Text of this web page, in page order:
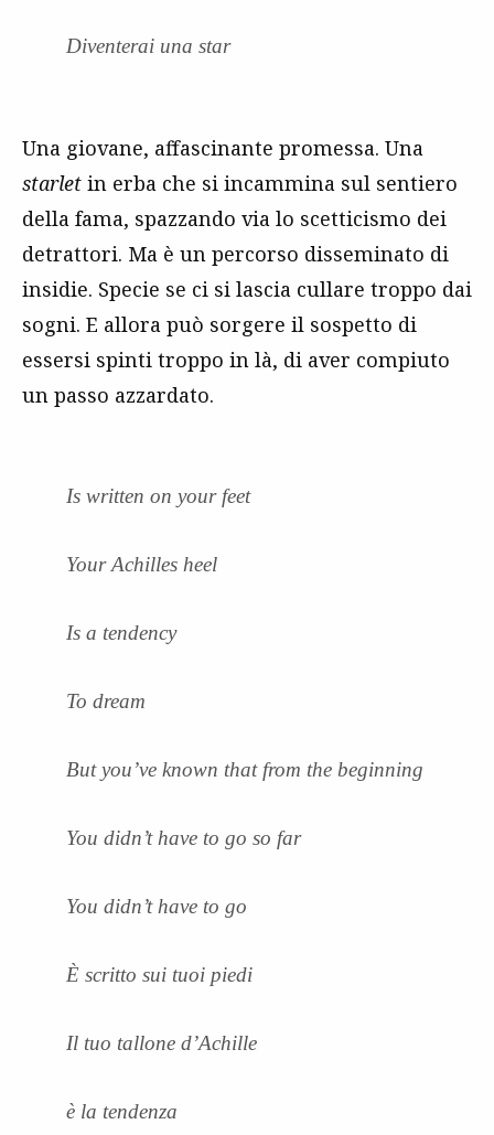
Diventerai una star
Una giovane, affascinante promessa. Una
starlet in erba che si incammina sul sentiero
della fama, spazzando via lo scetticismo dei
detrattori. Ma è un percorso disseminato di
insidie. Specie se ci si lascia cullare troppo dai
sogni. E allora può sorgere il sospetto di
essersi spinti troppo in là, di aver compiuto
un passo azzardato.
Is written on your feet
Your Achilles heel
Is a tendency
To dream
But you’ve known that from the beginning
You didn’t have to go so far
You didn’t have to go
È scritto sui tuoi piedi
Il tuo tallone d’Achille
è la tendenza